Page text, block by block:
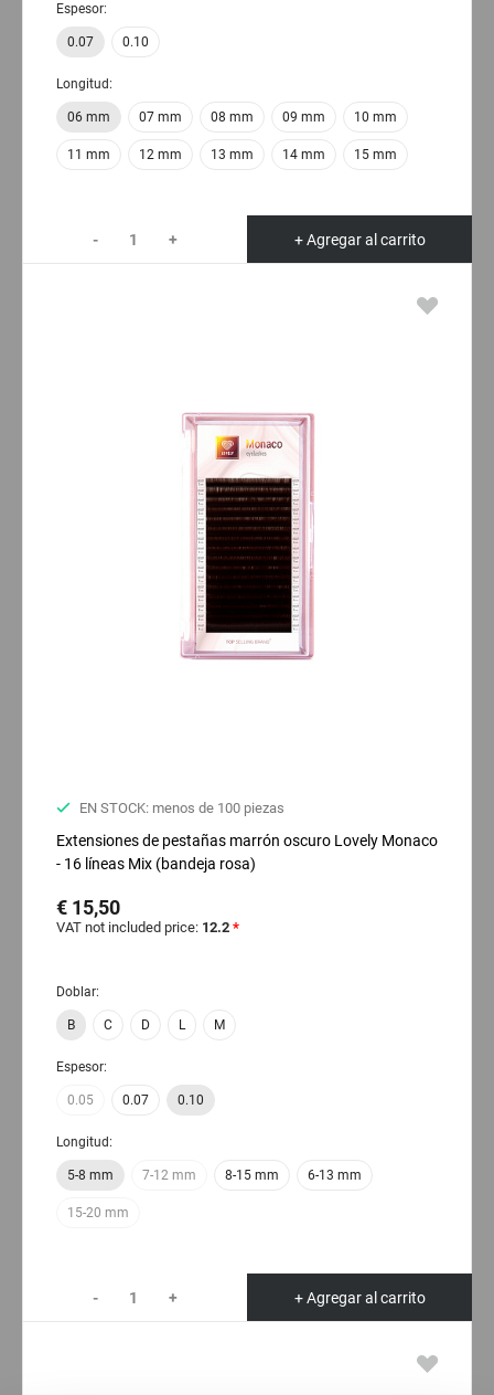
Espesor:
0.07 0.10
Longitud:
06 mm 07 mm 08 mm 09 mm 10 mm
11 mm 12 mm 13 mm 14 mm 15 mm
- + + Agregar al carrito
EN STOCK: menos de 100 piezas
Extensiones de pestañas marrón oscuro Lovely Monaco
- 16 líneas Mix (bandeja rosa)
€ 15,50
VAT not included price: 12.2 *
Doblar:
B C D L M
Espesor:
0.05 0.07 0.10
Longitud:
5-8 mm 7-12 mm 8-15 mm 6-13 mm
15-20 mm
- + + Agregar al carrito